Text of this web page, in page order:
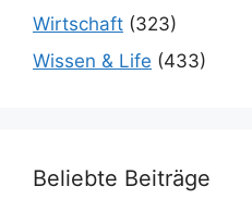
Wirtschaft (323)
Wissen & Life (433)
Beliebte Beiträge